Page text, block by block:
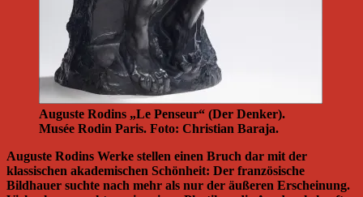
Auguste Rodins „Le Penseur“ (Der Denker).
Musée Rodin Paris. Foto: Christian Baraja.
Auguste Rodins Werke stellen einen Bruch dar mit der
klassischen akademischen Schönheit: Der französische
Bildhauer suchte nach mehr als nur der äußeren Erscheinung.